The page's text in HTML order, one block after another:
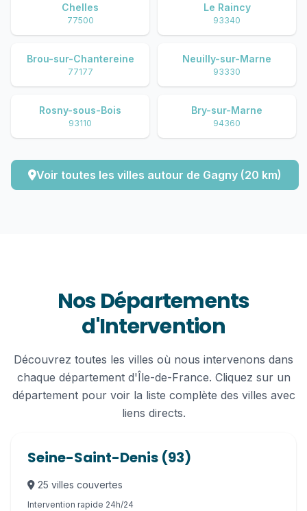
Chelles
77500
Le Raincy
93340
Brou-sur-Chantereine
77177
Neuilly-sur-Marne
93330
Rosny-sous-Bois
93110
Bry-sur-Marne
94360
Voir toutes les villes autour de Gagny (20 km)
Nos Départements
d'Intervention
Découvrez toutes les villes où nous intervenons dans
chaque département d'Île-de-France. Cliquez sur un
département pour voir la liste complète des villes avec
liens directs.
Seine-Saint-Denis (93)
25 villes couvertes
Intervention rapide 24h/24